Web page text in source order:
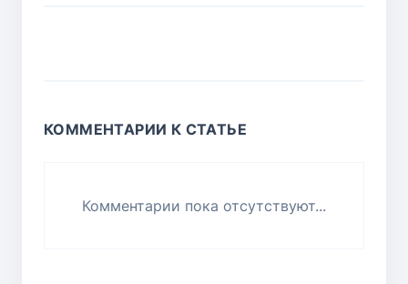
КОММЕНТАРИИ К СТАТЬЕ
Комментарии пока отсутствуют...